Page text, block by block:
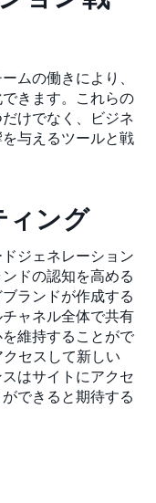
ムの働きにより、
きます。これらの
けでなく、ビジネ
与えるツールと戦
ィング
ジェネレーション
ドの認知を高める
ランドが作成する
ャネル全体で共有
維持することがで
セスして新しい
はサイトにアクセ
できると期待する